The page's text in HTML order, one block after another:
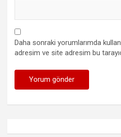
Daha sonraki yorumlarımda
adresim ve site adresim bu